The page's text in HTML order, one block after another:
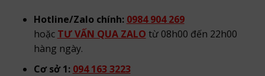
Hotline/Zalo chính: 0984 904 269
hoặc TƯ VẤN QUA ZALO từ 08h00 đến 22h00
hàng ngày.
Cơ sở 1: 094 163 3223